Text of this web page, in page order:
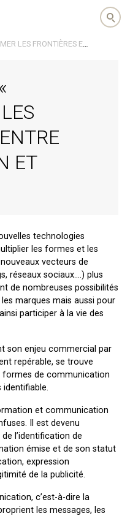
AVIS DU CEP « RÉAFFIRMER LES FRONTIÈRES ENTRE INFORMATION ET PUBLICITÉ »
ET
technologies
les formes et les
vecteurs de
réseaux sociaux….) plus
de nombreuses possibilités
marques mais aussi pour
participer à la vie des
son enjeu commercial par
repérable, se trouve
formes de communication
identifiable.
et communication
Il est devenu
l’identification de
émise et de son statut
expression
de la publicité.
c’est-à-dire la
les messages, les